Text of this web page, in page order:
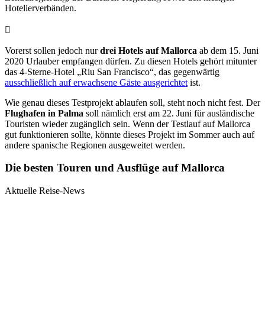
Hotelierverbänden.
Vorerst sollen jedoch nurdrei Hotels auf Mallorca ab dem 15. Juni
2020 Urlauber empfangen dürfen. Zu diesen Hotels gehört mitunter
das 4-Sterne-Hotel „Riu San Francisco“, das gegenwärtig
ausschließlich auf erwachsene Gäste ausgerichtet ist.
Wie genau dieses Testprojekt ablaufen soll, steht noch nicht fest. Der
Flughafen in Palma soll nämlich erst am 22. Juni für ausländische
Touristen wieder zugänglich sein. Wenn der Testlauf auf Mallorca
gut funktionieren sollte, könnte dieses Projekt im Sommer auch auf
andere spanische Regionen ausgeweitet werden.
Die besten Touren und Ausflüge auf Mallorca
Aktuelle Reise-News